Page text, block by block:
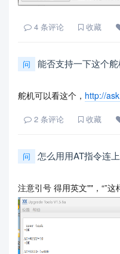
4 条评论 收藏
问 能否支持一下这个
舵机可以看这个， http://
2 条评论 收藏
问 怎么用用AT指令连
注意引号 得用英文""，“”这